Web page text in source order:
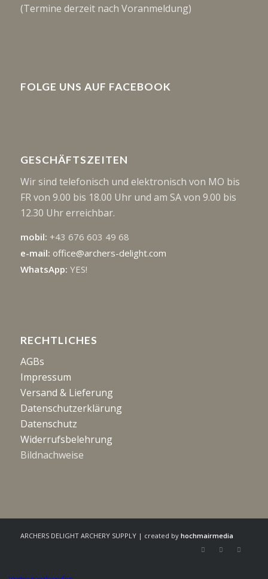
(Termine derzeit nach Voranmeldung)
FOLGE UNS AUF FACEBOOK
GESCHÄFTSZEITEN
Wir sind telefonisch und elektronisch von MO bis
FR von 9.00 bis 18.00 Uhr und am SA von 9.00 bis
12.30 Uhr erreichbar.
mobil: +43 676 603 49 68
e-mail: office@archers-delight.com
WhatsApp: YES!
RECHTLICHES
AGBs
Impressum
Versand & Lieferung
Datenschutzerklärung
Datenschutz
Widerrufsbelehrung
Bildnachweise
ARCHERS DELIGHT ARCHERY SUPPLY | created by hochmairmedia